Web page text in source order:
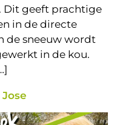
Dit geeft prachtige
in de directe
de sneeuw wordt
in de kou.